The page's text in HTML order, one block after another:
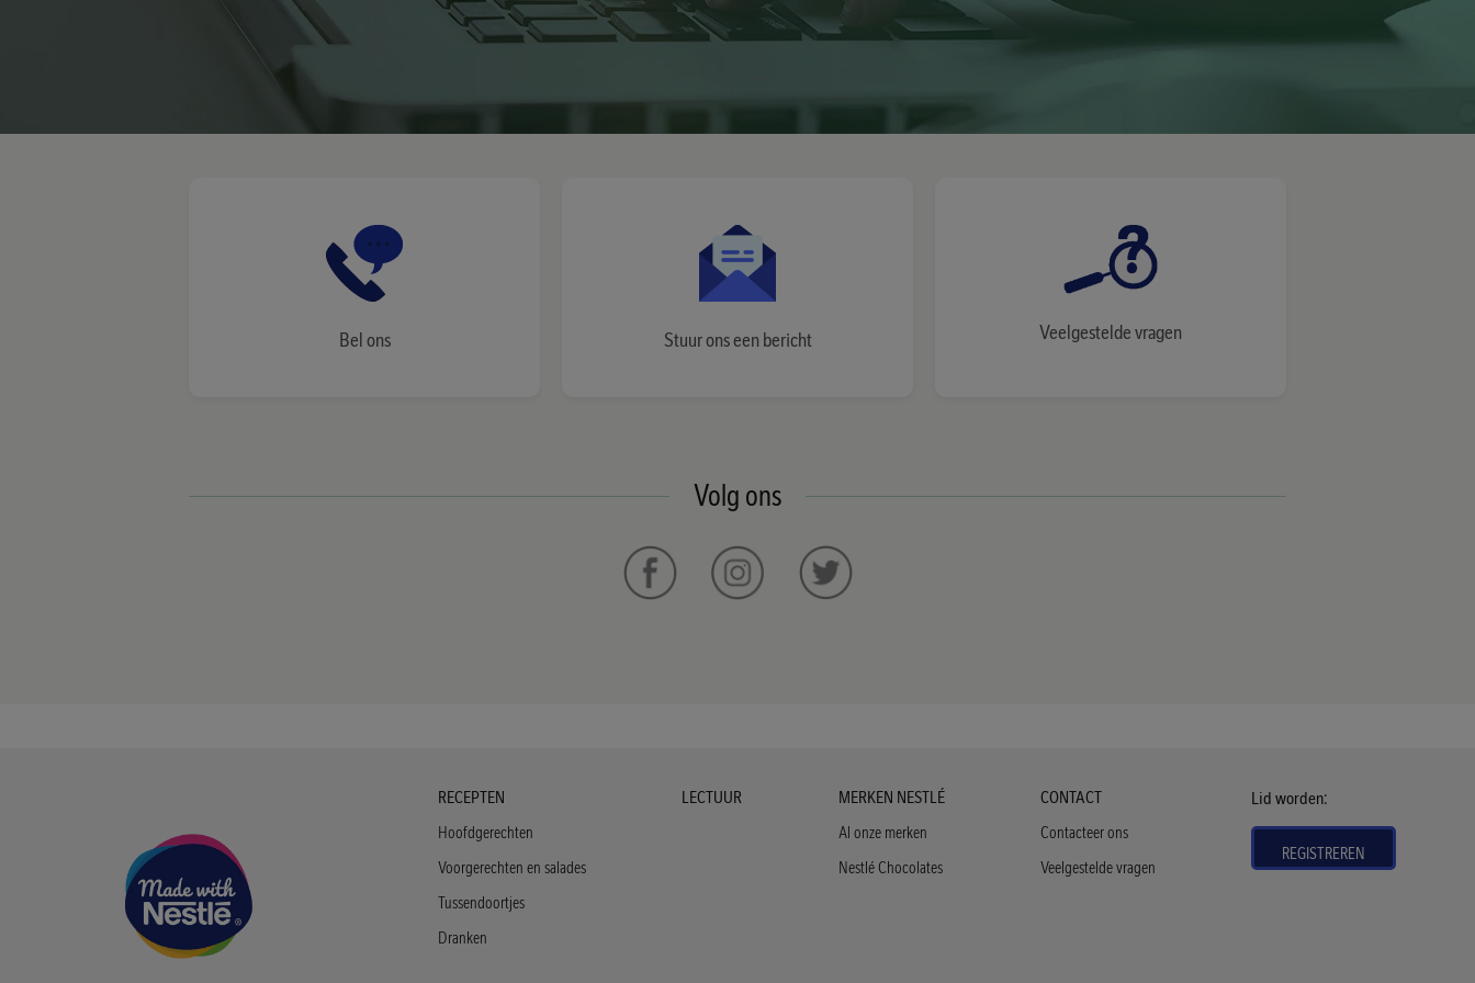
Bel ons Stuur ons een bericht Veelgestelde vragen
Volg ons
Footer
Menu
Diatrofi
RECEPTEN
Hoofdgerechten
Voorgerechten en salades
Tussendoortjes
Dranken
Footer
LECTUUR
Footer
Menu
Brands
MERKEN NESTLÉ
Al onze merken
Nestlé Chocolates
Footer
Menu
Epikoinonia
CONTACT
Contacteer ons
Veelgestelde vragen
Lid worden:
REGISTREREN